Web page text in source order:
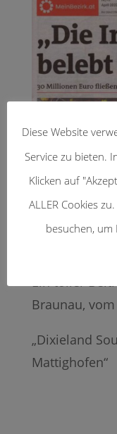
Ein toller
Braunau,
„Dixieland
Mattighofen“
Diese Website
Service zu bieten.
Klicken auf
ALLER Cookies
besuchen, um